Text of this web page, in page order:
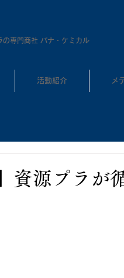
の専門商社 パナ・ケミカル
活動紹介 メ
資源プラが